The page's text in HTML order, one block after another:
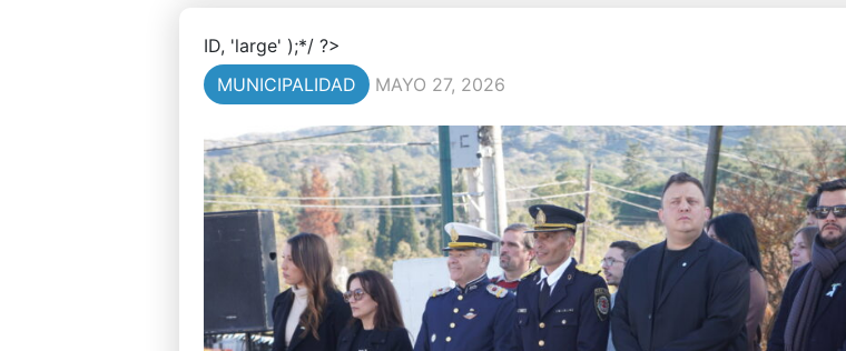
ID, 'large' );*/ ?>
MUNICIPALIDAD
MAYO 27, 2026